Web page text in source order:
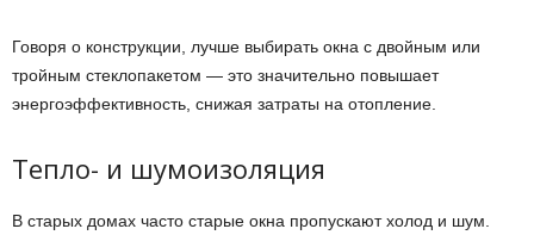
Говоря о конструкции, лучше выбирать окна с двойным или
тройным стеклопакетом — это значительно повышает
энергоэффективность, снижая затраты на отопление.
Тепло- и шумоизоляция
В старых домах часто старые окна пропускают холод и шум.